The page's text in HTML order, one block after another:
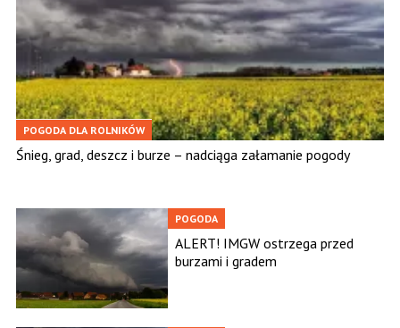
POGODA DLA ROLNIKÓW
Śnieg, grad, deszcz i burze – nadciąga załamanie pogody
POGODA
ALERT! IMGW ostrzega przed
burzami i gradem